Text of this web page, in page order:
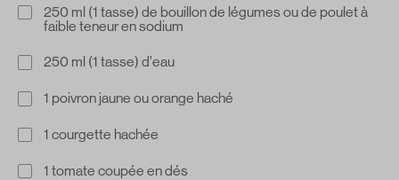
250 ml (1 tasse) de bouillon de légumes ou de poulet à
faible teneur en sodium
250 ml (1 tasse) d’eau
1 poivron jaune ou orange haché
1 courgette hachée
1 tomate coupée en dés